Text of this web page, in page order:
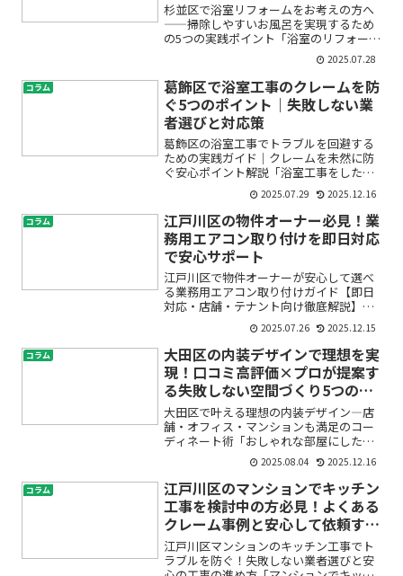
杉並区で浴室リフォームをお考えの方へ
――掃除しやすいお風呂を実現するため
の5つの実践ポイント「浴室のリフォーム
を検討しているけれど、今より掃除が大
変になったらどうしよう」「カビやぬめ
りがすぐに出て、きれいに保つことがで
きないのが悩み」――こ...
2025.07.28
コラム
葛飾区で浴室工事のクレームを防
ぐ5つのポイント｜失敗しない業
者選びと対応策
葛飾区の浴室工事でトラブルを回避する
ための実践ガイド｜クレームを未然に防
ぐ安心ポイント解説「浴室工事をしたい
けれど、クレームやトラブルが心配…」
「水漏れや工期遅延、アフターサービス
の対応が不安」と感じている方は少なく
ありません。大切なご自宅...
2025.07.29 2025.12.16
コラム
江戸川区の物件オーナー必見！業
務用エアコン取り付けを即日対応
で安心サポート
江戸川区で物件オーナーが安心して選べ
る業務用エアコン取り付けガイド【即日
対応・店舗・テナント向け徹底解説】物
件オーナーや店舗・テナントの管理者と
して、「業務用エアコンの取り付けが急
に必要になった」「信頼できる業者に任
せたいけれど、どこに相談...
2025.07.26 2025.12.15
コラム
大田区の内装デザインで理想を実
現！口コミ高評価×プロが提案す
る失敗しない空間づくり5つのポ
イント
大田区で叶える理想の内装デザイン―店
舗・オフィス・マンションも満足のコー
ディネート術「おしゃれな部屋にした
い」「店舗やオフィスをリニューアルし
たいけど、何から始めればいいかわから
ない」そんなお悩みを抱えていません
か？特に大田区は住まいや店舗...
2025.08.04 2025.12.16
コラム
江戸川区のマンションでキッチン
工事を検討中の方必見！よくある
クレーム事例と安心して依頼する
ための5つのポイント
江戸川区マンションのキッチン工事でト
ラブルを防ぐ！失敗しない業者選びと安